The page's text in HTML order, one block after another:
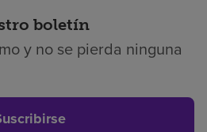
boletín
y no se pierda ninguna